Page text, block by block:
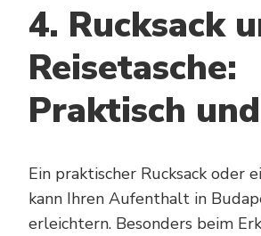
4. Rucksack
Reisetasche:
Praktisch
Ein praktischer Rucksack oder
kann Ihren Aufenthalt in
erleichtern. Besonders beim